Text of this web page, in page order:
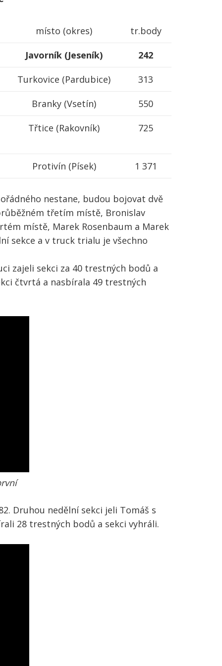
místo (okres) tr.body
Javorník (Jeseník) 242
Turkovice (Pardubice) 313
Branky (Vsetín) 550
Třtice (Rakovník) 725
Protivín (Písek) 1 371
nestane, budou bojovat dvě
třetím místě, Bronislav
místě, Marek Rosenbaum a Marek
sekce a v truck trialu je všechno
zajeli sekci za 40 trestných bodů a
čtvrtá a nasbírala 49 trestných
Druhou nedělní sekci jeli Tomáš s
28 trestných bodů a sekci vyhráli.